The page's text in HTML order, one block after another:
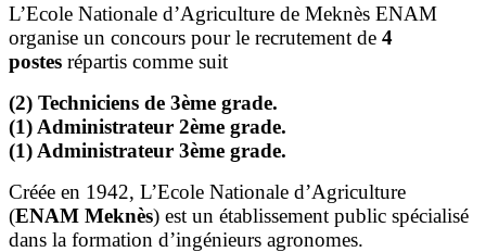
L’Ecole Nationale d’Agriculture de Meknès ENAM
organise un concours pour le recrutement de 4
postes répartis comme suit
(2) Techniciens de 3ème grade.
(1) Administrateur 2ème grade.
(1) Administrateur 3ème grade.
Créée en 1942, L’Ecole Nationale d’Agriculture
(ENAM Meknès) est un établissement public spécialisé
dans la formation d’ingénieurs agronomes.